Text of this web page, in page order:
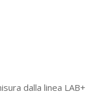
dalla linea LAB+